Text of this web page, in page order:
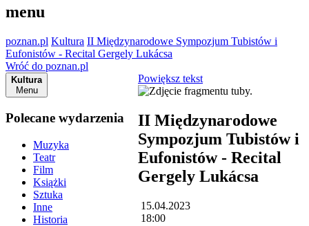
menu
poznan.pl Kultura II Międzynarodowe Sympozjum Tubistów i
Eufonistów - Recital Gergely Lukácsa
Wróć do poznan.pl
Kultura
Menu
Polecane wydarzenia
Muzyka
Teatr
Film
Książki
Sztuka
Inne
Historia
Powiększ tekst
II Międzynarodowe
Sympozjum Tubistów i
Eufonistów - Recital
Gergely Lukácsa
15.04.2023
18:00